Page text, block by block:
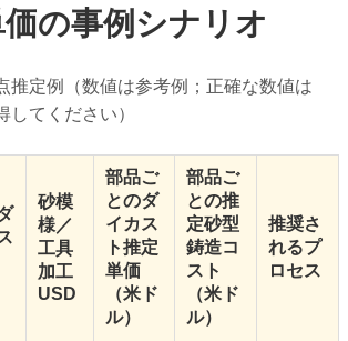
の事例シナリオ
推定例（数値は参考例；正確な数値は
してください）
砂模
様／
工具
加工
USD
部品ご
とのダ
イカス
ト推定
単価
（米ド
ル）
部品ご
との推
定砂型
鋳造コ
スト
（米ド
ル）
推奨さ
れるプ
ロセス